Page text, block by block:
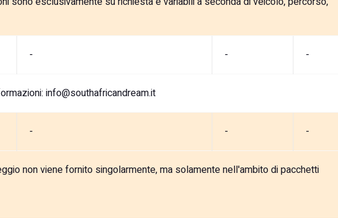
- - -
info@southafricandream.it
- - -
non viene fornito singolarmente, ma solamente nell'ambito di pacchetti